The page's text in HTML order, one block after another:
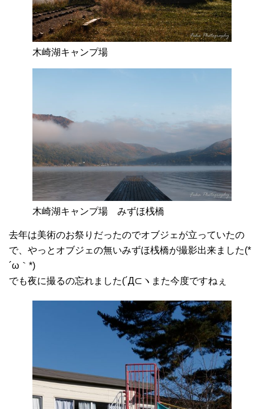
木崎湖キャンプ場
木崎湖キャンプ場 みずほ桟橋
去年は美術のお祭りだったのでオブジェが立っていたの
で、やっとオブジェの無いみずほ桟橋が撮影出来ました(*
´ω｀*)
でも夜に撮るの忘れました(´Д⊂ヽまた今度ですねぇ